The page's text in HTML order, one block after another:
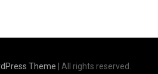
Theme | All rights reserved.